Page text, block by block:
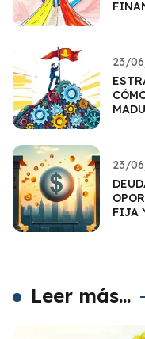
23/
23/
FIJA
Leer más...